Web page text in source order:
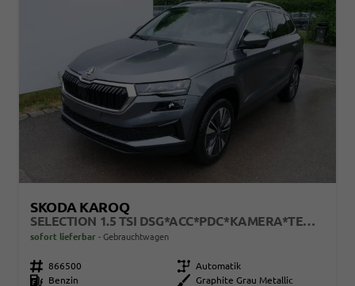
SKODA KAROQ
SELECTION 1.5 TSI DSG*ACC*PDC*KAMERA*TEMPOMAT*LED*SMARTLINK*KLIMA*RADIO*17-ZOLL
sofort lieferbar Gebrauchtwagen
Fahrzeugnr. 866500 Getriebe Automatik
Kraftstoff
Benzin Außenfarbe Graphite Grau Metallic